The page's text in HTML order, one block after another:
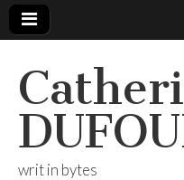
writ in bytes